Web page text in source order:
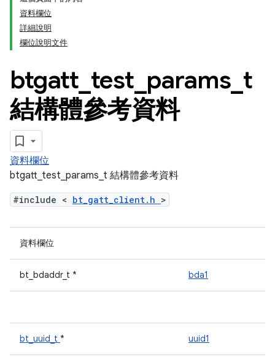
資料欄位
詳細說明
欄位說明文件
btgatt test params t
結構體參考資料
資料欄位
btgatt_test_params_t 結構體參考資料
#include < bt_gatt_client.h >
資料欄位
bt_bdaddr_t * bda1
bt_uuid_t * uuid1